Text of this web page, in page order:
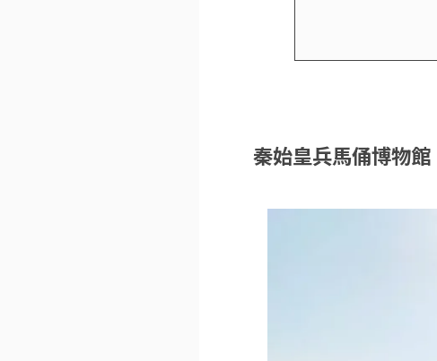
秦始皇兵馬俑博物館